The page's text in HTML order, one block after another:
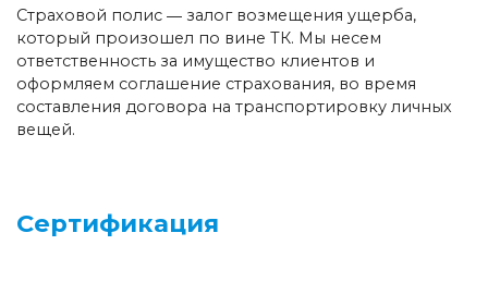
Страховой полис ― залог возмещения ущерба,
который произошел по вине ТК. Мы несем
ответственность за имущество клиентов и
оформляем соглашение страхования, во время
составления договора на транспортировку личных
вещей.
Сертификация